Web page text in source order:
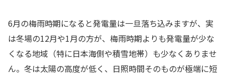
6月の梅雨時期になると発電量は一旦落ち込みますが、実
は冬場の12月や1月の方が、梅雨時期よりも発電量が少な
くなる地域（特に日本海側や積雪地帯）も少なくありませ
ん。冬は太陽の高度が低く、日照時間そのものが極端に短